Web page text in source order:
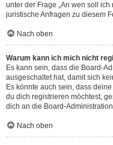
unter der Frage „An wen soll
juristische Anfragen zu diesem
Nach oben
Warum kann ich mich nicht
Es kann sein, dass die Board-
ausgeschaltet hat, damit sich
Es könnte auch sein, dass
du dich registrieren möchtest,
dich an die Board-
Nach oben